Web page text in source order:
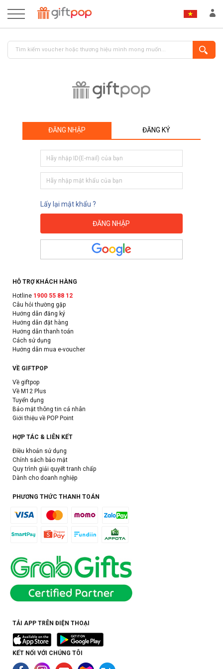
ĐĂNG NHẬP ĐĂNG KÝ
Lấy lại mật khẩu ?
HỖ TRỢ KHÁCH HÀNG
Hotline 1900 55 88 12
Câu hỏi thường gặp
Hướng dẫn đăng ký
Hướng dẫn đặt hàng
Hướng dẫn thanh toán
Cách sử dụng
Hướng dẫn mua e-voucher
VỀ GIFTPOP
Về giftpop
Về M12 Plus
Tuyển dụng
Bảo mật thông tin cá nhân
Giới thiệu về POP Point
HỢP TÁC & LIÊN KẾT
Điều khoản sử dụng
Chính sách bảo mật
Quy trình giải quyết tranh chấp
Dành cho doanh nghiệp
PHƯƠNG THỨC THANH TOÁN
TẢI APP TRÊN ĐIỆN THOẠI
KẾT NỐI VỚI CHÚNG TÔI